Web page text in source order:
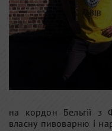
на кордон Бельгії з
власну пивоварню і